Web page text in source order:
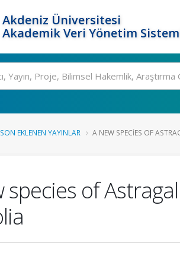
Akdeniz Üniversitesi
Akademik Veri Yönetim
SON EKLENEN YAYINLAR A NEW SPECIES OF
species of